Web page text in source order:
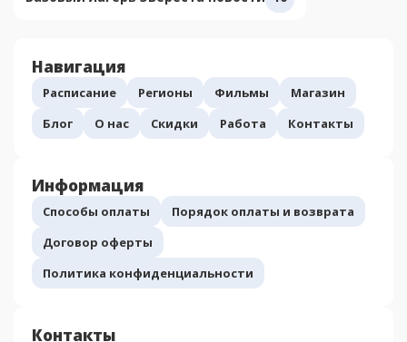
Навигация
Расписание Регионы Фильмы
Магазин
Блог
О нас Скидки Работа Контакты
Информация
Способы оплаты
Порядок оплаты и возврата
Договор оферты
Политика конфиденциальности
Контакты